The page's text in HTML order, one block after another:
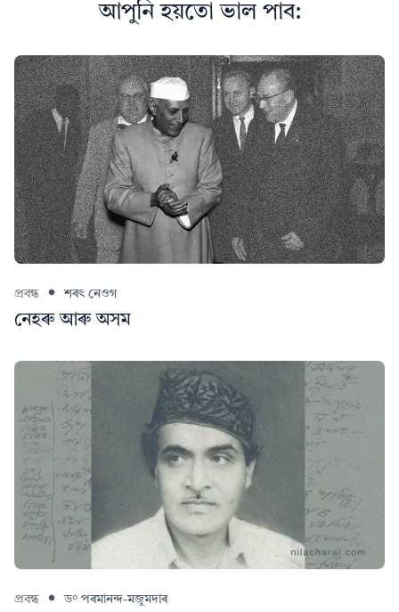
আপুনি হয়তো ভাল পাব:
প্ৰবন্ধ শৰৎ নেওগ
নেহৰু আৰু অসম
প্ৰবন্ধ ড° পৰমানন্দ-মজুমদাৰ